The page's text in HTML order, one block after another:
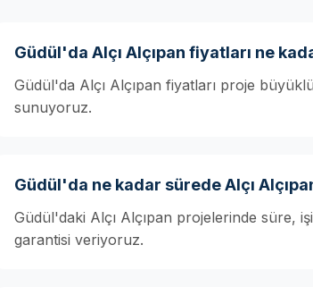
Güdül'da Alçı Alçıpan fiyatları ne
Güdül'da Alçı Alçıpan fiyatları proje
sunuyoruz.
Güdül'da ne kadar sürede Alçı
Güdül'daki Alçı Alçıpan projelerinde süre,
garantisi veriyoruz.